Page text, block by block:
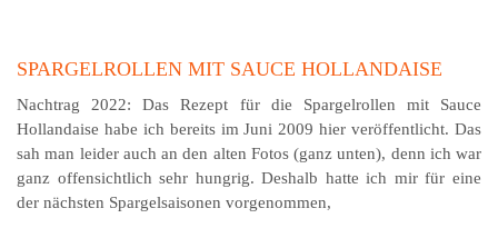
SPARGELROLLEN MIT SAUCE HOLLANDAISE
Nachtrag 2022: Das Rezept für die Spargelrollen mit Sauce
Hollandaise habe ich bereits im Juni 2009 hier veröffentlicht. Das
sah man leider auch an den alten Fotos (ganz unten), denn ich war
ganz offensichtlich sehr hungrig. Deshalb hatte ich mir für eine
der nächsten Spargelsaisonen vorgenommen,